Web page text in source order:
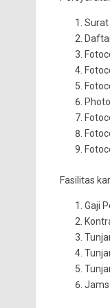
Surat
Fasilitas
Gaji